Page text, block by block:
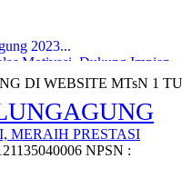
2023...
Motivasi, Dukung Impian
oleh Kepala Kantor
Tingkat Kabupaten,
Class Meeting
MTsN 1
MERAIH PRESTASI
NPSN :